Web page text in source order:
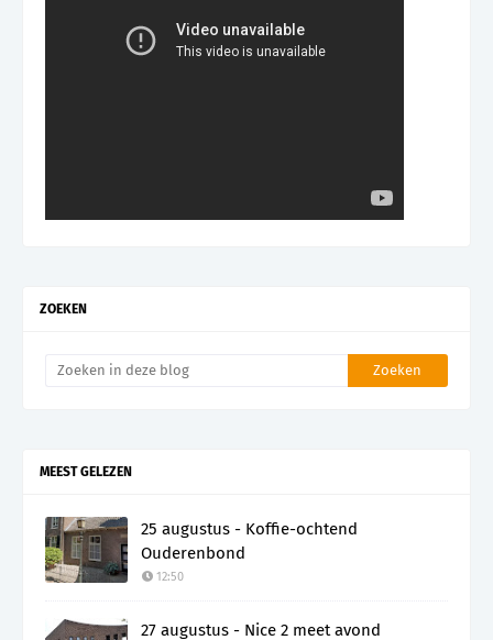
ZOEKEN
MEEST GELEZEN
25 augustus - Koffie-ochtend
Ouderenbond
12:50
27 augustus - Nice 2 meet avond